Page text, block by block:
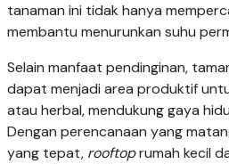
tanaman ini tidak hanya
membantu menurunkan suhu
Selain manfaat pendinginan,
dapat menjadi area produktif
atau herbal, mendukung gaya
Dengan perencanaan yang
yang tepat, rooftoprumah kecil